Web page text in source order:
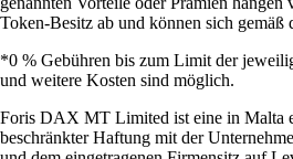
Token-Besitz ab und können sich gemäß
*0 % Gebühren bis zum Limit der
und weitere Kosten sind möglich.
Foris DAX MT Limited ist eine in Malta
beschränkter Haftung mit der